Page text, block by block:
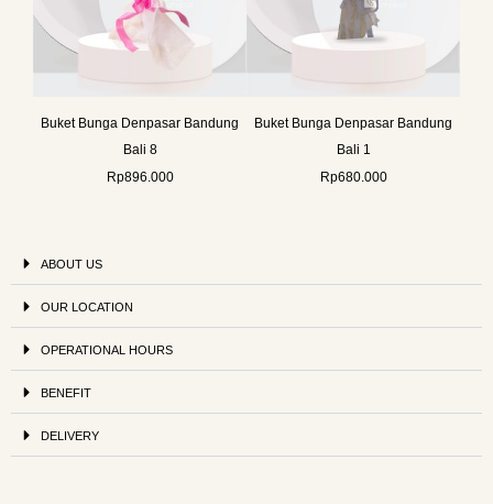
Buket Bunga Denpasar Bandung
Bali 8
Rp896.000
Buket Bunga Denpasar Bandung
Bali 1
Rp680.000
ABOUT US
OUR LOCATION
OPERATIONAL HOURS
BENEFIT
DELIVERY